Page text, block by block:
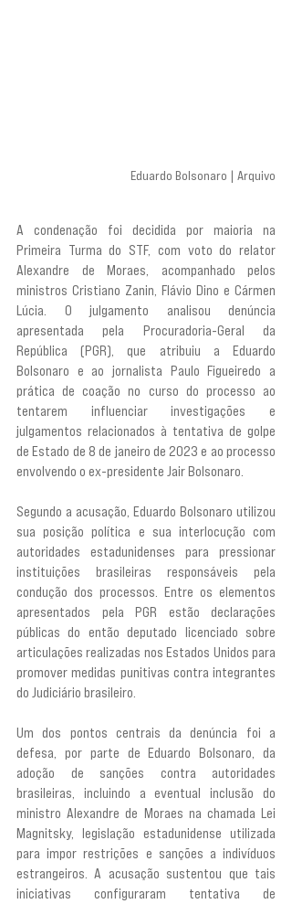
Eduardo Bolsonaro | Arquivo
A condenação foi decidida por maioria na
Primeira Turma do STF, com voto do relator
Alexandre de Moraes, acompanhado pelos
ministros Cristiano Zanin, Flávio Dino e Cármen
Lúcia. O julgamento analisou denúncia
apresentada pela Procuradoria-Geral da
República (PGR), que atribuiu a Eduardo
Bolsonaro e ao jornalista Paulo Figueiredo a
prática de coação no curso do processo ao
tentarem influenciar investigações e
julgamentos relacionados à tentativa de golpe
de Estado de 8 de janeiro de 2023 e ao processo
envolvendo o ex-presidente Jair Bolsonaro.
Segundo a acusação, Eduardo Bolsonaro utilizou
sua posição política e sua interlocução com
autoridades estadunidenses para pressionar
instituições brasileiras responsáveis pela
condução dos processos. Entre os elementos
apresentados pela PGR estão declarações
públicas do então deputado licenciado sobre
articulações realizadas nos Estados Unidos para
promover medidas punitivas contra integrantes
do Judiciário brasileiro.
Um dos pontos centrais da denúncia foi a
defesa, por parte de Eduardo Bolsonaro, da
adoção de sanções contra autoridades
brasileiras, incluindo a eventual inclusão do
ministro Alexandre de Moraes na chamada Lei
Magnitsky, legislação estadunidense utilizada
para impor restrições e sanções a indivíduos
estrangeiros. A acusação sustentou que tais
iniciativas configuraram tentativa de